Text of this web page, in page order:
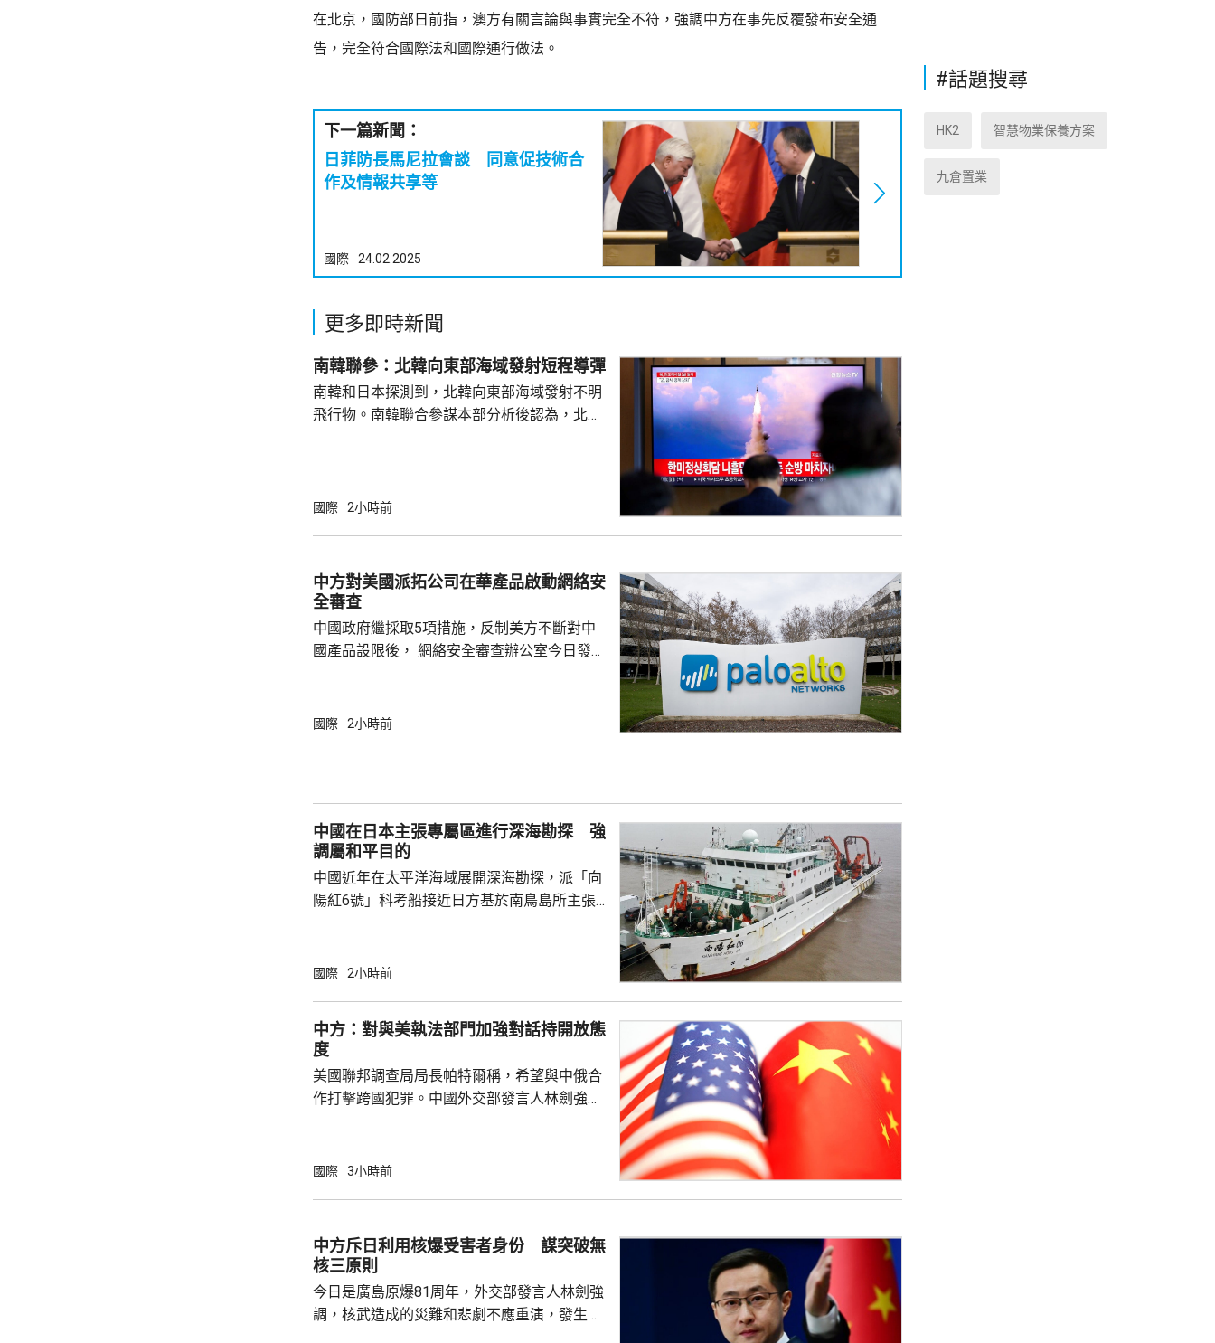
在北京，國防部日前指，澳方有關言論與事實完全不符，強調中方在事先反覆發布安全通
告，完全符合國際法和國際通行做法。
下一篇新聞：
日菲防長馬尼拉會談 同意促技術合
作及情報共享等
國際 24.02.2025
更多即時新聞
南韓聯參：北韓向東部海域發射短程導彈
南韓和日本探測到，北韓向東部海域發射不明
飛行物。南韓聯合參謀本部分析後認為，北韓
年以來的第10次。美國與南韓今個月將舉行戰
展示軍事威懾。
國際 2小時前
中方對美國派拓公司在華產品啟動網絡安
全審查
中國政府繼採取5項措施，反制美方不斷對中
國產品設限後， 網絡安全審查辦公室今日發公
公告指，為保障關鍵信息基礎設施安全穩定運
美國採取5項反制措施，包括加強無人機相關
兩用物項對出口管...
國際 2小時前
中國在日本主張專屬區進行深海勘探 強
調屬和平目的
中國近年在太平洋海域展開深海勘探，派「向
陽紅6號」科考船接近日方基於南鳥島所主張
林劍回應說，中方開展的海洋科研活動服務是
益。 至於中國航母「遼寧艦」去年6月進入太
平洋區域，林劍強調，中國一貫奉行防禦性國
防政策，中國軍艦在有關海域活動完全符...
國際 2小時前
中方：對與美執法部門加強對話持開放態
度
美國聯邦調查局局長帕特爾稱，希望與中俄合
作打擊跨國犯罪。中國外交部發言人林劍強
神，與美方開展執法領域合作。至於雙方是否
國際 3小時前
中方斥日利用核爆受害者身份 謀突破無
核三原則
今日是廣島原爆81周年，外交部發言人林劍強
調，核武造成的災難和悲劇不應重演，發生核
#話題搜尋
HK2 智慧物業保養方案
九倉置業